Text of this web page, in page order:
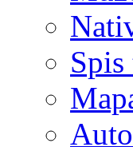
Spis